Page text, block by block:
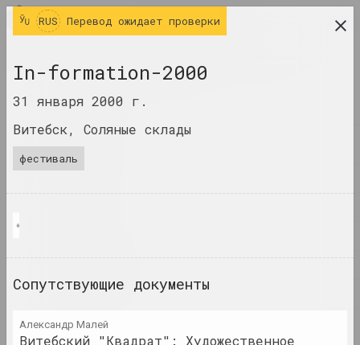
современного искусства
ЖУРНАЛ
ИНДЕКС
ДОКУМЕНТЫ
ИНФО
RUS
RUS Перевод ожидает проверки
In-formation-2000
31 января 2000 г.
Витебск, Соляные склады
фестиваль
«In-formation-2000». Перформанс Е. Ковылиной (Москва) «Сделай
Сопутствующие документы
Александр Малей
Витебский "Квадрат": Художественное